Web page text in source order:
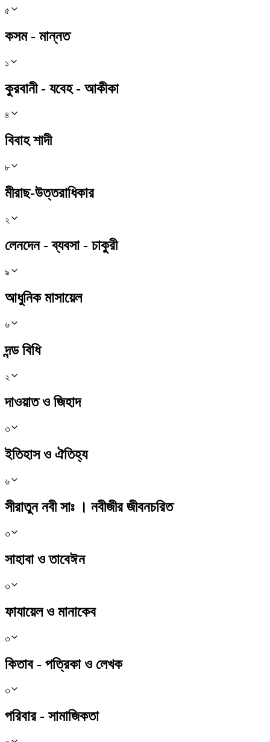
৫
কসম - মান্নত
১
কুরবানী - যবেহ - আকীকা
৪
বিবাহ শাদী
৮
মীরাছ-উত্তরাধিকার
২
লেনদেন - ব্যবসা - চাকুরী
৯
আধুনিক মাসায়েল
৬
দন্ড বিধি
২
দাওয়াত ও জিহাদ
৩
ইতিহাস ও ঐতিহ্য
৬
সীরাতুন নবী সাঃ । নবীজীর জীবনচরিত
৩
সাহাবা ও তাবেঈন
৩
ফাযায়েল ও মানাকেব
৩
কিতাব - পত্রিকা ও লেখক
৩
পরিবার - সামাজিকতা